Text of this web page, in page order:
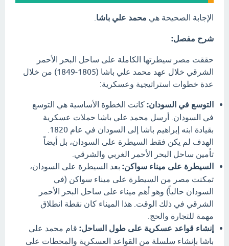
الإجابة الصحيحة هي محمد علي باشا
شرح مفصل:
حققت مصر سيطرتها الكاملة على ساحل البحر الأحمر
الشرقي خلال عهد محمد علي باشا (1805-1849) من خلال
عدة خطوات استراتيجية وعسكرية:
التوسع في السودان: كانت الخطوة الأساسية هي التوسع
في السودان. أرسل محمد علي باشا حملات عسكرية
الهدف لم يكن فقط السيطرة على السودان، بل أيضاً
تأمين ساحل البحر الأحمر الغربي والشرقي.
السيطرة على ميناء سواكن: بعد السيطرة على السودان،
تمكنت مصر من السيطرة على ميناء سواكن (في
السودان حالياً) وهو أهم ميناء على ساحل البحر الأحمر
الشرقي في ذلك الوقت. هذا الميناء كان نقطة انطلاق
مهمة للتجارة والحج.
إنشاء قواعد عسكرية على طول الساحل: قام محمد علي
باشا بإنشاء سلسلة من القواعد العسكرية والمحطات على